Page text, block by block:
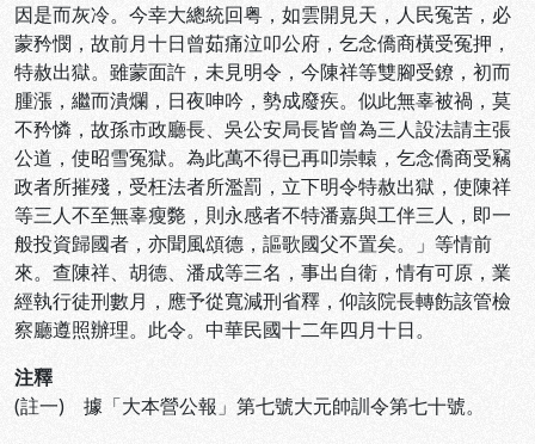
因是而灰冷。今幸大總統回粤，如雲開見天，人民冤苦，必
蒙矜憫，故前月十日曾茹痛泣叩公府，乞念僑商橫受冤押，
特赦出獄。雖蒙面許，未見明令，今陳祥等雙腳受鐐，初而
腫漲，繼而潰爛，日夜呻吟，勢成廢疾。似此無辜被禍，莫
不矜憐，故孫市政廳長、吳公安局長皆曾為三人設法請主張
公道，使昭雪冤獄。為此萬不得已再叩崇轅，乞念僑商受竊
政者所摧殘，受枉法者所濫罰，立下明令特赦出獄，使陳祥
等三人不至無辜瘦斃，則永感者不特潘嘉與工伴三人，即一
般投資歸國者，亦聞風頌德，謳歌國父不置矣。」等情前
來。查陳祥、胡德、潘成等三名，事出自衛，情有可原，業
經執行徒刑數月，應予從寬減刑省釋，仰該院長轉飭該管檢
察廳遵照辦理。此令。中華民國十二年四月十日。
注釋
(註一) 據「大本營公報」第七號大元帥訓令第七十號。